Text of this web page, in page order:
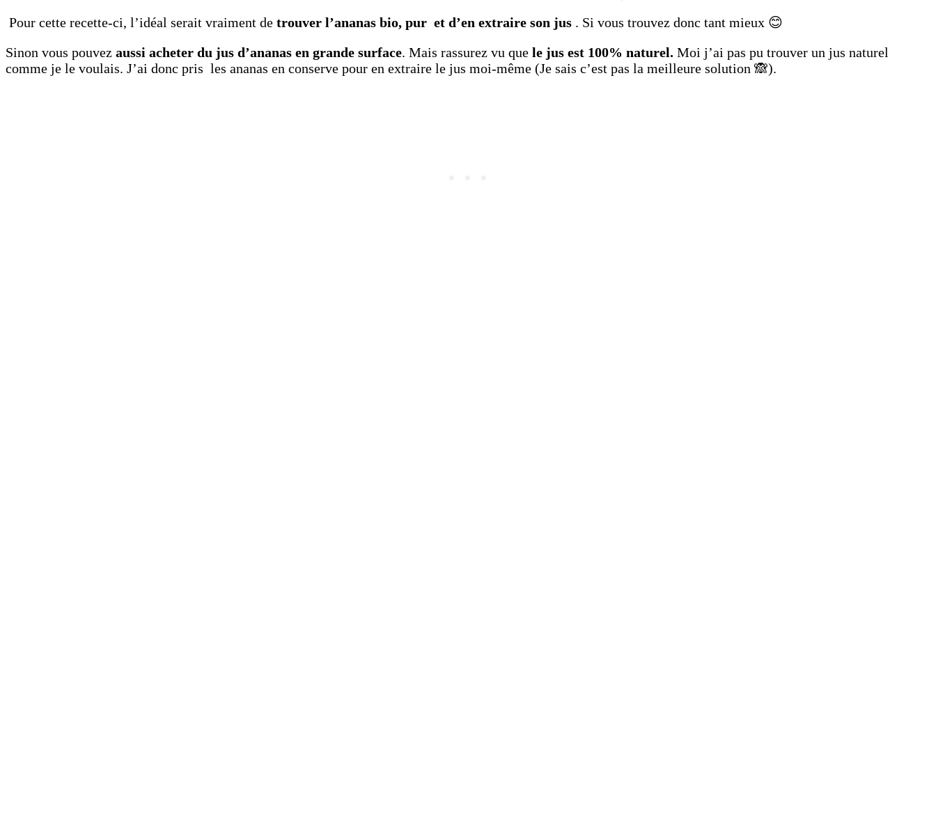
Pour cette recette-ci, l’idéal serait vraiment de trouver l’ananas bio, pur et d’en extraire son jus . Si vous trouvez donc tant mieux 😊
Sinon vous pouvez aussi acheter du jus d’ananas en grande surface. Mais rassurez vu que le jus est 100% naturel. Moi j’ai pas pu trouver un jus naturel
comme je le voulais. J’ai donc pris les ananas en conserve pour en extraire le jus moi-même (Je sais c’est pas la meilleure solution 🙈).